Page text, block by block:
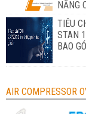
NĂNG
TIÊU
STAN
BAO
AIR COMPRESSOR